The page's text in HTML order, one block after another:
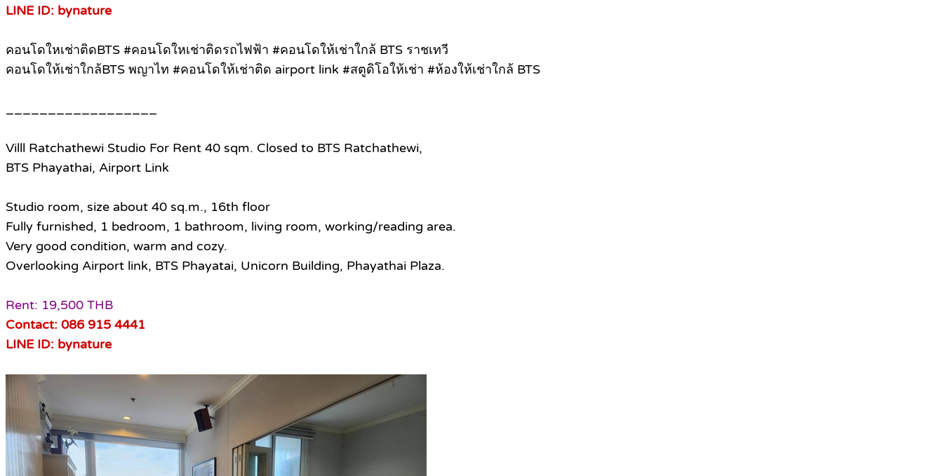
LINE ID: bynature
คอนโดใหเช่าติดBTS #คอนโดใหเช่าติดรถไฟฟ้า #คอนโดให้เช่าใกล้ BTS ราชเทวี
คอนโดให้เช่าใกล้BTS พญาไท #คอนโดให้เช่าติด airport link #สตูดิโอให้เช่า #ห้องให้เช่าใกล้ BTS
Villl Ratchathewi Studio For Rent 40 sqm. Closed to BTS Ratchathewi,
BTS Phayathai, Airport Link
Studio room, size about 40 sq.m., 16th floor
Fully furnished, 1 bedroom, 1 bathroom, living room, working/reading area.
Very good condition, warm and cozy.
Overlooking Airport link, BTS Phayatai, Unicorn Building, Phayathai Plaza.
Rent: 19,500 THB
Contact: 086 915 4441
LINE ID: bynature